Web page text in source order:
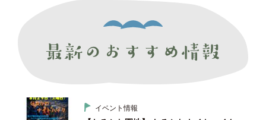
o
o
イベント情報